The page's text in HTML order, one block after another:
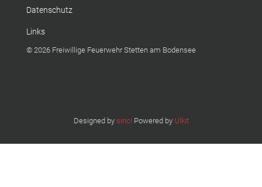
Datenschutz
Links
© 2026 Freiwillige Feuerwehr Stetten am Bodensee
Designed by sinci Powered by Ulkit